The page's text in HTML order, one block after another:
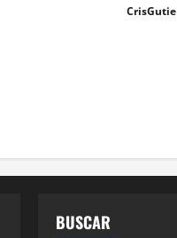
CrisGutie
BUSCAR